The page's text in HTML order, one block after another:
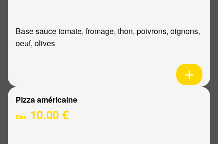
Base sauce tomate, fromage, thon, poivrons, oignons,
oeuf, olives
Pizza américaine
Dès 10.00 €